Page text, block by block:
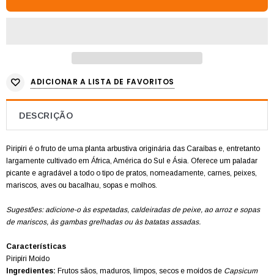
ADICIONAR A LISTA DE FAVORITOS
DESCRIÇÃO
Piripíri é o fruto de uma planta arbustiva originária das Caraíbas e, entretanto
largamente cultivado em África, América do Sul e Ásia. Oferece um paladar
picante e agradável a todo o tipo de pratos, nomeadamente, carnes, peixes,
mariscos, aves ou bacalhau, sopas e molhos.
Sugestões: adicione-o às espetadas, caldeiradas de peixe, ao arroz e sopas
de mariscos, às gambas grelhadas ou às batatas assadas.
Características
Piripíri Moído
Ingredientes: Frutos sãos, maduros, limpos, secos e moídos de Capsicum